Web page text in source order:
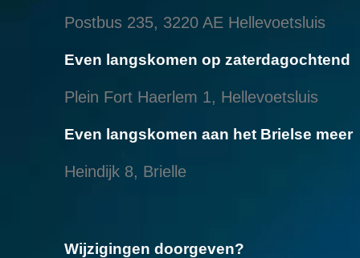
Postbus 235, 3220 AE Hellevoetsluis
Even langskomen op zaterdagochtend
Plein Fort Haerlem 1, Hellevoetsluis
Even langskomen aan het Brielse meer
Heindijk 8, Brielle
Wijzigingen doorgeven?